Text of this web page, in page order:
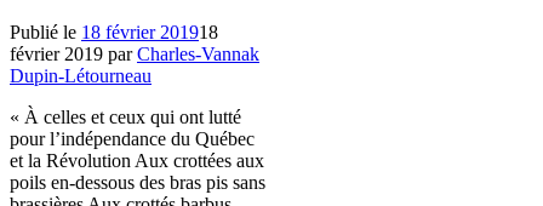
Publié le 18 février 201918
février 2019 parCharles-Vannak
Dupin-Létourneau
« À celles et ceux qui ont lutté
pour l’indépendance du Québec
et la Révolution Aux crottées aux
poils en-dessous des bras pis sans